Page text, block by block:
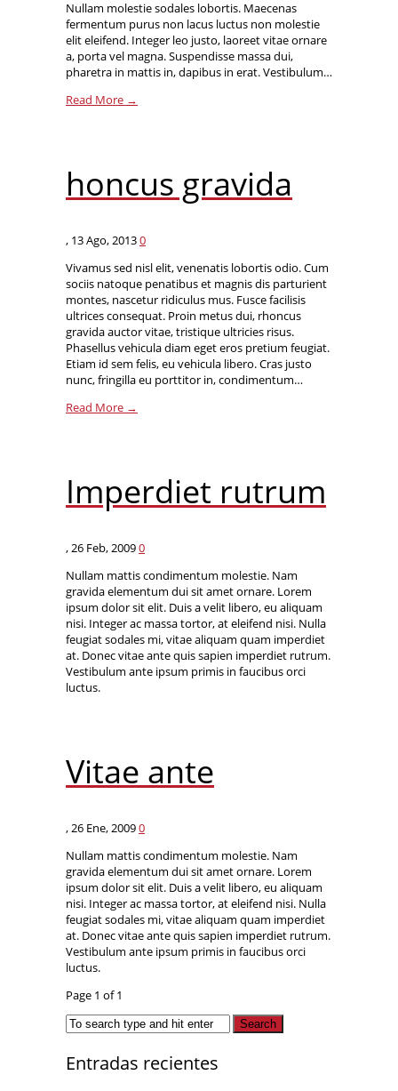
Nullam molestie sodales lobortis. Maecenas
fermentum purus non lacus luctus non molestie
elit eleifend. Integer leo justo, laoreet vitae ornare
a, porta vel magna. Suspendisse massa dui,
pharetra in mattis in, dapibus in erat. Vestibulum…
Read More →
honcus gravida
, 13 Ago, 20130
Vivamus sed nisl elit, venenatis lobortis odio. Cum
sociis natoque penatibus et magnis dis parturient
montes, nascetur ridiculus mus. Fusce facilisis
ultrices consequat. Proin metus dui, rhoncus
gravida auctor vitae, tristique ultricies risus.
Phasellus vehicula diam eget eros pretium feugiat.
Etiam id sem felis, eu vehicula libero. Cras justo
nunc, fringilla eu porttitor in, condimentum…
Read More →
Imperdiet rutrum
,26 Feb, 20090
Nullam mattis condimentum molestie. Nam
gravida elementum dui sit amet ornare. Lorem
ipsum dolor sit elit. Duis a velit libero, eu aliquam
nisi. Integer ac massa tortor, at eleifend nisi. Nulla
feugiat sodales mi, vitae aliquam quam imperdiet
at. Donec vitae ante quis sapien imperdiet rutrum.
Vestibulum ante ipsum primis in faucibus orci
luctus.
Vitae ante
, 26 Ene, 20090
Nullam mattis condimentum molestie. Nam
gravida elementum dui sit amet ornare. Lorem
ipsum dolor sit elit. Duis a velit libero, eu aliquam
nisi. Integer ac massa tortor, at eleifend nisi. Nulla
feugiat sodales mi, vitae aliquam quam imperdiet
at. Donec vitae ante quis sapien imperdiet rutrum.
Vestibulum ante ipsum primis in faucibus orci
luctus.
Page 1 of 1
Entradas recientes